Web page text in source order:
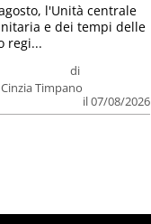
di
Cinzia Timpano
il 07/08/2026
l'Unità centrale
e dei tempi delle
regi...